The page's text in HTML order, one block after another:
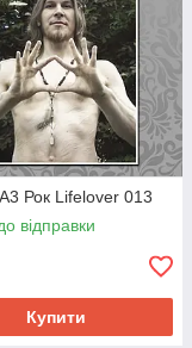
Рок Lifelover 013
відправки
Купити